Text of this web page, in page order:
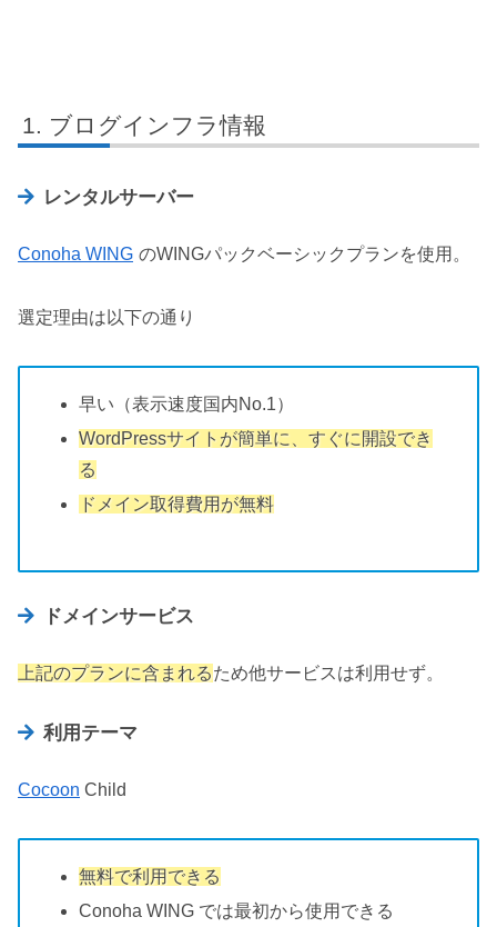
ブログインフラ情報
レンタルサーバー
Conoha WING のWINGパックベーシックプランを使用。
選定理由は以下の通り
早い（表示速度国内No.1）
WordPressサイトが簡単に、すぐに開設でき
る
ドメイン取得費用が無料
ドメインサービス
上記のプランに含まれるため他サービスは利用せず。
利用テーマ
Cocoon Child
無料で利用できる
Conoha WING では最初から使用できる